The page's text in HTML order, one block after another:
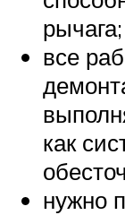
рычага;
все
как
нужно